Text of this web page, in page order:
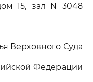
15, зал N 3048
Верховного Суда
Федерации